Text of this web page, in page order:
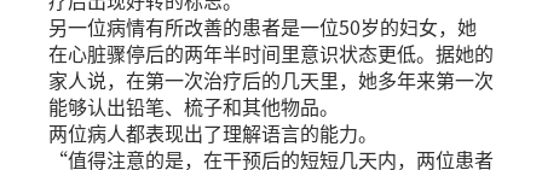
另一位病情有所改善的患者是一位50岁的妇女，她
在心脏骤停后的两年半时间里意识状态更低。据她的
家人说，在第一次治疗后的几天里，她多年来第一次
能够认出铅笔、梳子和其他物品。
两位病人都表现出了理解语言的能力。
“值得注意的是，在干预后的短短几天内，两位患者